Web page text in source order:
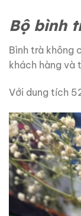
Bộ bình
Bình trà không
khách hàng và
Với dung tích